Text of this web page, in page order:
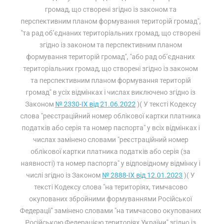
громад, що створені згідно із законом та
перспективним планом формування територій громад",
"та рад об’єднаних територіальних громад, що створені
згідно із законом та перспективним планом
формування територій громад", "або рад об’єднаних
територіальних громад, що створені згідно із законом
та перспективним планом формування територій
громад" в усіх відмінках і числах виключено згідно із
Законом № 2330-IX від 21.06.2022 )( У тексті Кодексу
слова "реєстраційний номер облікової картки платника
податків або серія та номер паспорта" у всіх відмінках і
числах замінено словами "реєстраційний номер
облікової картки платника податків або серія (за
наявності) та номер паспорта" у відповідному відмінку і
числі згідно із Законом № 2888-IX від 12.01.2023 )( У
тексті Кодексу слова "на територіях, тимчасово
окупованих збройними формуваннями Російської
Федерації" замінено словами "на тимчасово окупованих